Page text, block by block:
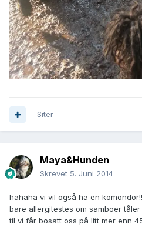
Siter
Maya&Hunden
Skrevet 5. Juni 2014
hahaha vi vil også ha en
bare allergitestes om samboer
til vi får bosatt oss på litt mer enn